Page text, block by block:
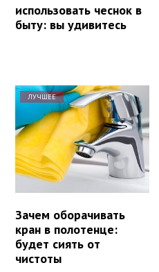
использовать чеснок в
быту: вы удивитесь
ЛУЧШЕЕ
Зачем оборачивать
кран в полотенце:
будет сиять от
чистоты